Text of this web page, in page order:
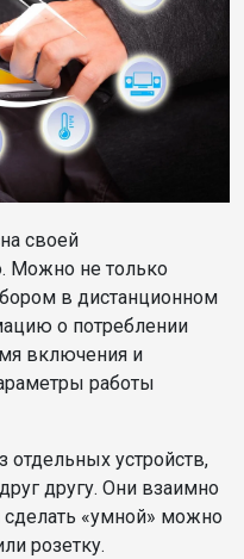
своей
Можно не только
в дистанционном
о потреблении
включения и
работы
отдельных устройств,
другу. Они взаимно
«умной» можно
розетку.